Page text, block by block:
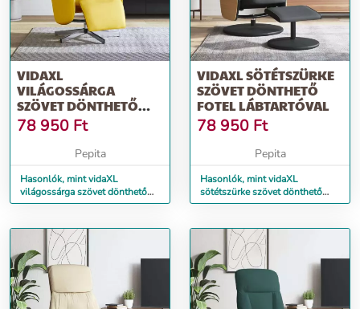
VIDAXL
VILÁGOSSÁRGA
SZÖVET DÖNTHETŐ
FOTEL LÁBTARTÓVAL
78 950 Ft
Pepita
Hasonlók, mint vidaXL
világossárga szövet dönthető
fotel lábtartóval
VIDAXL SÖTÉTSZÜRKE
SZÖVET DÖNTHETŐ
FOTEL LÁBTARTÓVAL
78 950 Ft
Pepita
Hasonlók, mint vidaXL
sötétszürke szövet dönthető
fotel lábtartóval